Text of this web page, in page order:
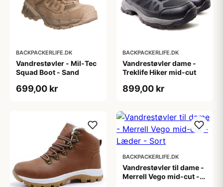
BACKPACKERLIFE.DK
Vandrestøvler - Mil-Tec
Squad Boot - Sand
699,00 kr
BACKPACKERLIFE.DK
Vandrestøvler dame -
Treklife Hiker mid-cut
899,00 kr
BACKPACKERLIFE.DK
Vandrestøvler til dame -
Merrell Vego mid-cut -